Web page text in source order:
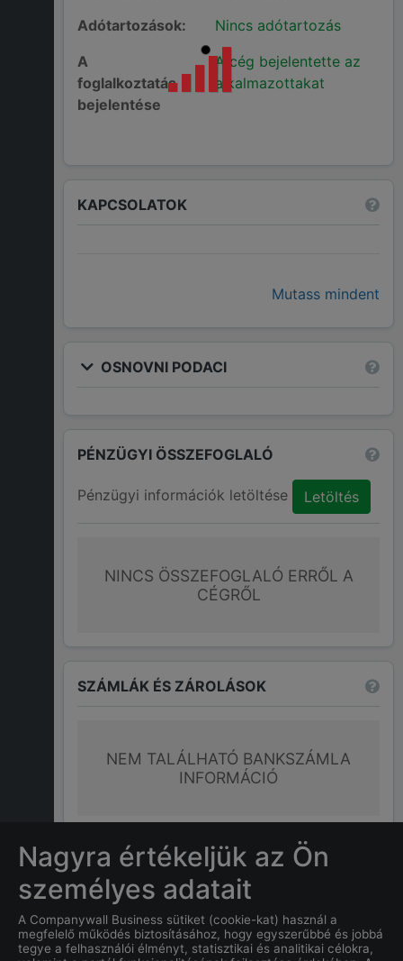
Adótartozások:
Nincs adótartozás
A
foglalkoztatás
bejelentése
A cég bejelentette az
alkalmazottakat
KAPCSOLATOK
Mutass mindent
OSNOVNI PODACI
PÉNZÜGYI ÖSSZEFOGLALÓ
Pénzügyi információk letöltése Letöltés
NINCS ÖSSZEFOGLALÓ ERRŐL A
CÉGRŐL
SZÁMLÁK ÉS ZÁROLÁSOK
NEM TALÁLHATÓ BANKSZÁMLA
INFORMÁCIÓ
GYAKRAN ISMÉTELT KÉRDÉSEK
Nagyra értékeljük az Ön
személyes adatait
A Companywall Business sütiket (cookie-kat) használ a
megfelelő működés biztosításához, hogy egyszerűbbé és jobbá
tegye a felhasználói élményt, statisztikai és analitikai célokra,